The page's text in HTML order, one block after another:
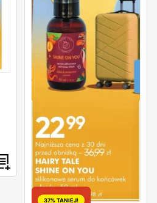
37% TANIEJ!